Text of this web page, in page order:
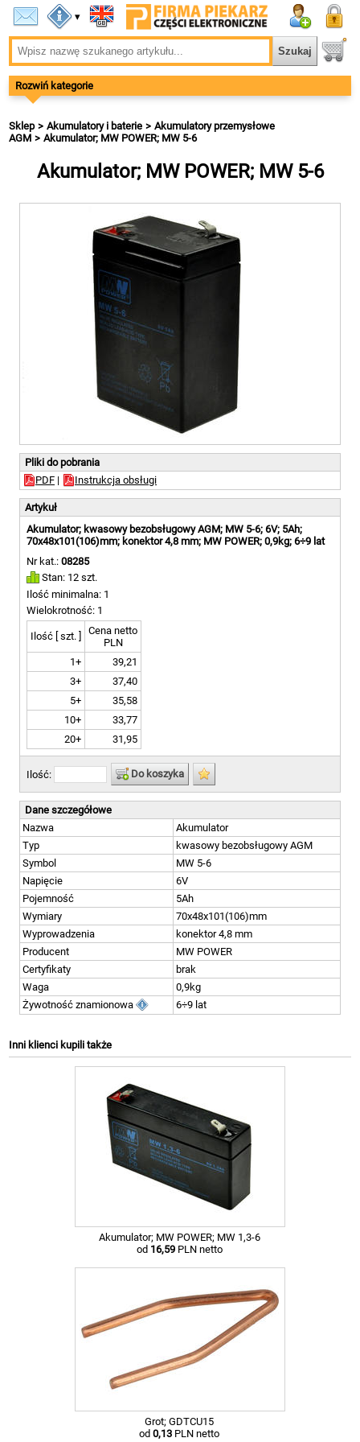
▾
Rozwiń kategorie
Sklep Akumulatory i baterie
Akumulatory przemysłowe
AGM
Akumulator; MW POWER; MW 5-6
Akumulator; MW POWER; MW 5-6
Pliki do pobrania
PDF | Instrukcja obsługi
Artykuł
Akumulator; kwasowy bezobsługowy AGM; MW 5-6; 6V; 5Ah;
70x48x101(106)mm; konektor 4,8 mm; MW POWER; 0,9kg; 6÷9 lat
Nr kat.: 08285
Stan: 12 szt.
Ilość minimalna: 1
Wielokrotność: 1
Ilość [ szt. ]
Cena netto
PLN
1+
39,21
3+
37,40
5+
35,58
10+
33,77
20+
31,95
Ilość: Do koszyka
Dane szczegółowe
Nazwa
Akumulator
Typ
kwasowy bezobsługowy AGM
Symbol
MW 5-6
Napięcie
6V
Pojemność
5Ah
Wymiary
70x48x101(106)mm
Wyprowadzenia
konektor 4,8 mm
Producent
MW POWER
Certyfikaty
brak
Waga
0,9kg
Żywotność znamionowa
6÷9 lat
Inni klienci kupili także
Akumulator; MW POWER; MW 1,3-6
od 16,59PLN netto
Grot; GDTCU15
od 0,13 PLN netto